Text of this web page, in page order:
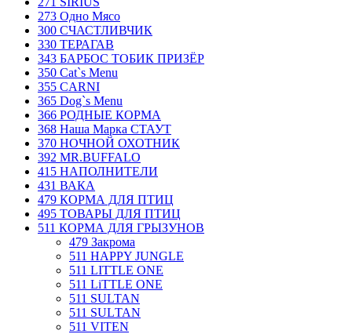
273 Одно Мясо
300 СЧАСТЛИВЧИК
330 ТЕРАГАВ
343 БАРБОС ТОБИК ПРИЗЁР
350 Cat`s Menu
355 CARNI
365 Dog`s Menu
366 РОДНЫЕ КОРМА
368 Наша Марка СТАУТ
370 НОЧНОЙ ОХОТНИК
392 MR.BUFFALO
415 НАПОЛНИТЕЛИ
431 ВАКА
479 КОРМА ДЛЯ ПТИЦ
495 ТОВАРЫ ДЛЯ ПТИЦ
511 КОРМА ДЛЯ ГРЫЗУНОВ
479 Закрома
511 HAPPY JUNGLE
511 LIТТLЕ ОNЕ
511 LiTTLE ONE
511 SULTAN
511 SULТАN
511 VIТЕN